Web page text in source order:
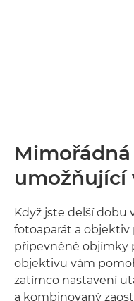
umožňující
Když jste delší dobu
fotoaparát a
připevněné objímky
objektivu vám
zatímco nastavení
a kombinovaný